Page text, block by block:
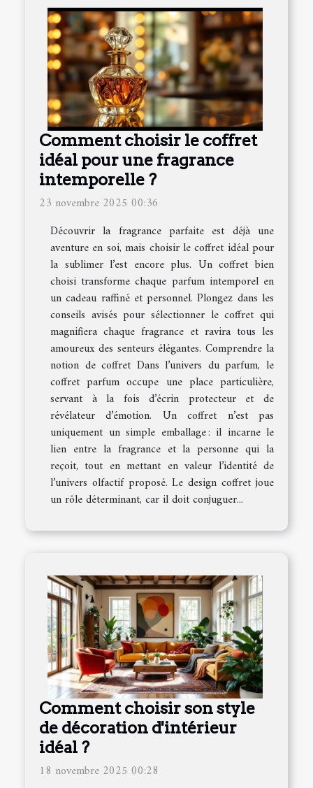
Comment choisir le coffret
idéal pour une fragrance
intemporelle ?
23 novembre 2025 00:36
Découvrir la fragrance parfaite est déjà une
aventure en soi, mais choisir le coffret idéal pour
la sublimer l’est encore plus. Un coffret bien
choisi transforme chaque parfum intemporel en
un cadeau raffiné et personnel. Plongez dans les
conseils avisés pour sélectionner le coffret qui
magnifiera chaque fragrance et ravira tous les
amoureux des senteurs élégantes. Comprendre la
notion de coffret Dans l’univers du parfum, le
coffret parfum occupe une place particulière,
servant à la fois d’écrin protecteur et de
révélateur d’émotion. Un coffret n’est pas
uniquement un simple emballage : il incarne le
lien entre la fragrance et la personne qui la
reçoit, tout en mettant en valeur l’identité de
l’univers olfactif proposé. Le design coffret joue
un rôle déterminant, car il doit conjuguer...
Comment choisir son style
de décoration d'intérieur
idéal ?
18 novembre 2025 00:28